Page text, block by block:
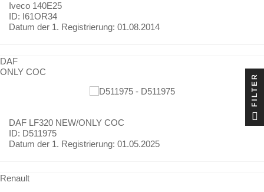
Iveco 140E25
ID: I61OR34
Datum der 1. Registrierung: 01.08.2014
DAF
ONLY COC
DAF LF320 NEW/ONLY COC
ID: D511975
Datum der 1. Registrierung: 01.05.2025
Renault
FILTER